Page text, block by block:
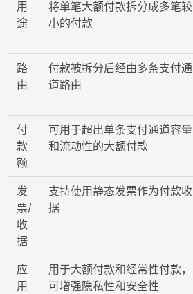
用
途
将单笔大额付款拆分成多笔较
小的付款
路
由
付款被拆分后经由多条支付通
道路由
付
款
额
可用于超出单条支付通道容量
和流动性的大额付款
发
票/
收
据
支持使用静态发票作为付款收
据
应
用
用于大额付款和经常性付款，
可增强隐私性和安全性